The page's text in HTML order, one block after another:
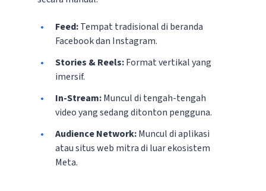
Feed:Tempat tradisional di beranda
Facebook dan Instagram.
Stories & Reels:Format vertikal yang
imersif.
In-Stream:Muncul di tengah-tengah
video yang sedang ditonton pengguna.
Audience Network:Muncul di aplikasi
atau situs web mitra di luar ekosistem
Meta.